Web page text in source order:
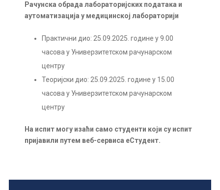
Рачунска обрада лабораторијских података и
аутоматизација у медицинској лабораторији
Практични дио: 25.09.2025. године у 9.00
часова у Универзитетском рачунарском
центру
Теоријски дио: 25.09.2025. године у 15.00
часова у Универзитетском рачунарском
центру
На испит могу изаћи само студенти који су испит
пријавили путем веб-сервиса еСтудент.